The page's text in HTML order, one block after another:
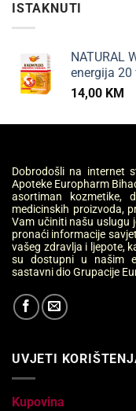
ISTAKNUTI
NATURAL
energija 20
14,00 KM
Dobrodošli na internet
Apoteke Europharm
asortiman kozmetike,
medicinskih proizvoda,
Vam učiniti našu uslugu
pronaći informacije
vašeg zdravlja i ljepote,
su dostupni u našim
sastavni dio Grupacije
UVJETI
Kupovina